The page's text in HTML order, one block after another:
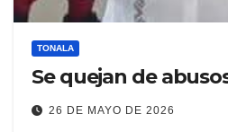
TONALA
Se quejan de
26 DE MAYO DE 2026